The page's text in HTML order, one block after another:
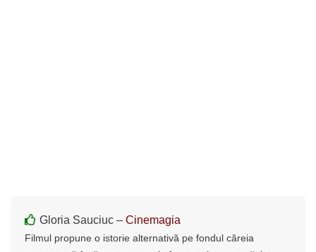
Gloria Sauciuc – Cinemagia
Filmul propune o istorie alternativă pe fondul căreia